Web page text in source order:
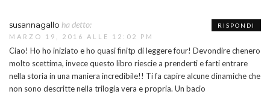
susannagallo ha detto:
MARZO 19, 2016 ALLE 12:02 PM
Ciao! Ho ho iniziato e ho quasi finitp di leggere four! Devondire chenero
molto scettima, invece questo libro riescie a prenderti e farti entrare
nella storia in una maniera incredibile!! Ti fa capire alcune dinamiche che
non sono descritte nella trilogia vera e propria. Un bacio
RISPONDI